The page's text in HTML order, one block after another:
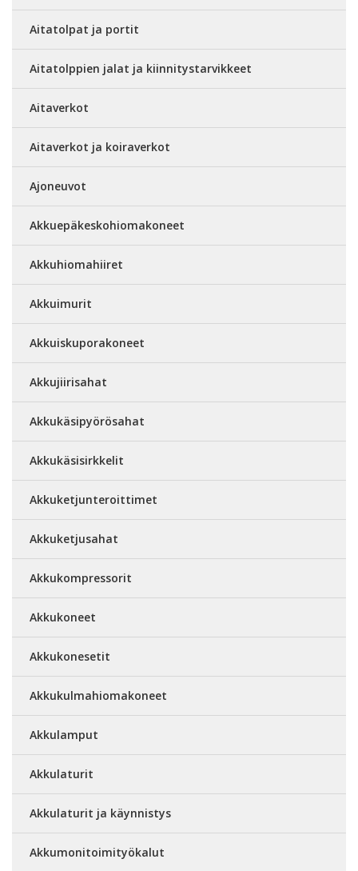
Aitatolpat ja portit
Aitatolppien jalat ja kiinnitystarvikkeet
Aitaverkot
Aitaverkot ja koiraverkot
Ajoneuvot
Akkuepäkeskohiomakoneet
Akkuhiomahiiret
Akkuimurit
Akkuiskuporakoneet
Akkujiirisahat
Akkukäsipyörösahat
Akkukäsisirkkelit
Akkuketjunteroittimet
Akkuketjusahat
Akkukompressorit
Akkukoneet
Akkukonesetit
Akkukulmahiomakoneet
Akkulamput
Akkulaturit
Akkulaturit ja käynnistys
Akkumonitoimityökalut